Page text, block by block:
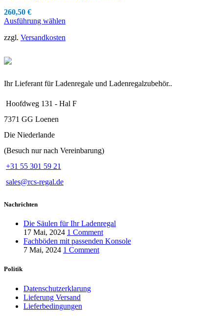
260,50 €
Ausführung wählen
zzgl. Versandkosten
Ihr Lieferant für Ladenregale und Ladenregalzubehör..
Hoofdweg 131 - Hal F
7371 GG Loenen
Die Niederlande
(Besuch nur nach Vereinbarung)
+31 55 301 59 21
sales@rcs-regal.de
Nachrichten
Die Säulen für Ihr Ladenregal
17 Mai, 2024 1 Comment
Fachböden mit passenden Konsole
7 Mai, 2024 1 Comment
Politik
Datenschutzerklarung
Lieferung Versand
Lieferbedingungen